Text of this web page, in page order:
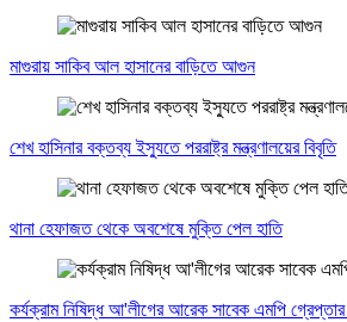
মাগুরায় সাকিব আল হাসানের বাড়িতে আগুন
শেখ হাসিনার বক্তব্য ইস্যুতে পররাষ্ট্র মন্ত্রণালয়ের বিবৃতি
থানা হেফাজত থেকে অবশেষে মুক্তি পেল হাতি
কর্যক্রাম নিষিদ্ধ আ'লীগের আরেক সাবেক এমপি গ্রেপ্তার